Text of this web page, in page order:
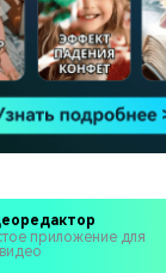
приложение для